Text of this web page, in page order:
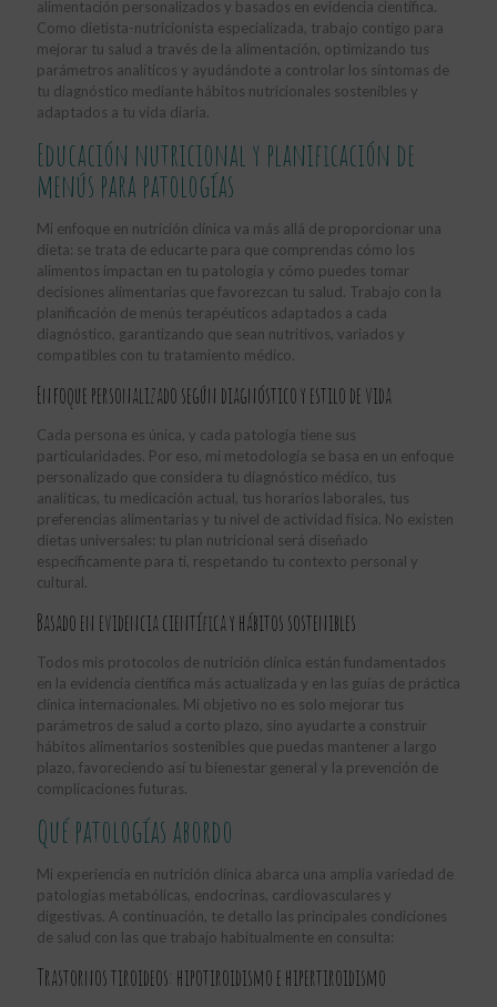
alimentación personalizados y basados en evidencia científica.
Como dietista-nutricionista especializada, trabajo contigo para
mejorar tu salud a través de la alimentación, optimizando tus
parámetros analíticos y ayudándote a controlar los síntomas de
tu diagnóstico mediante hábitos nutricionales sostenibles y
adaptados a tu vida diaria.
Educación nutricional y planificación de
menús para patologías
Mi enfoque en nutrición clínica va más allá de proporcionar una
dieta: se trata de educarte para que comprendas cómo los
alimentos impactan en tu patología y cómo puedes tomar
decisiones alimentarias que favorezcan tu salud. Trabajo con la
planificación de menús terapéuticos adaptados a cada
diagnóstico, garantizando que sean nutritivos, variados y
compatibles con tu tratamiento médico.
Enfoque personalizado según diagnóstico y estilo de vida
Cada persona es única, y cada patología tiene sus
particularidades. Por eso, mi metodología se basa en un enfoque
personalizado que considera tu diagnóstico médico, tus
analíticas, tu medicación actual, tus horarios laborales, tus
preferencias alimentarias y tu nivel de actividad física. No existen
dietas universales: tu plan nutricional será diseñado
específicamente para ti, respetando tu contexto personal y
cultural.
Basado en evidencia científica y hábitos sostenibles
Todos mis protocolos de nutrición clínica están fundamentados
en la evidencia científica más actualizada y en las guías de práctica
clínica internacionales. Mi objetivo no es solo mejorar tus
parámetros de salud a corto plazo, sino ayudarte a construir
hábitos alimentarios sostenibles que puedas mantener a largo
plazo, favoreciendo así tu bienestar general y la prevención de
complicaciones futuras.
Qué patologías abordo
Mi experiencia en nutrición clínica abarca una amplia variedad de
patologías metabólicas, endocrinas, cardiovasculares y
digestivas. A continuación, te detallo las principales condiciones
de salud con las que trabajo habitualmente en consulta:
Trastornos tiroideos: hipotiroidismo e hipertiroidismo